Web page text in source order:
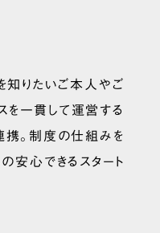
知りたいご本人やご
を一貫して運営する
携。制度の仕組みを
安心できるスタート